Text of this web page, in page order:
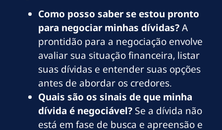
Como posso saber se estou pronto
para negociar minhas dívidas?A
prontidão para a negociação envolve
avaliar sua situação financeira, listar
suas dívidas e entender suas opções
antes de abordar os credores.
Quais são os sinais de que minha
dívida é negociável? Se a dívida não
está em fase de busca e apreensão e